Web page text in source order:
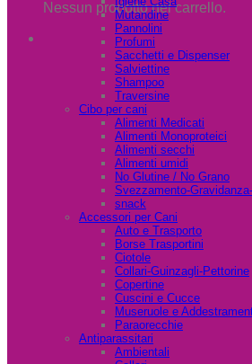
Nessun prodotto nel carrello.
Mutandine
Pannolini
Profumi
Sacchetti e Dispenser
Salviettine
Shampoo
Traversine
Cibo per cani
Alimenti Medicati
Alimenti Monoproteici
Alimenti secchi
Alimenti umidi
No Glutine / No Grano
Svezzamento-
snack
Accessori per Cani
Auto e Trasporto
Borse Trasportini
Ciotole
Collari-Guinzagli-Pettorine
Copertine
Cuscini e Cucce
Museruole e
Paraorecchie
Antiparassitari
Ambientali